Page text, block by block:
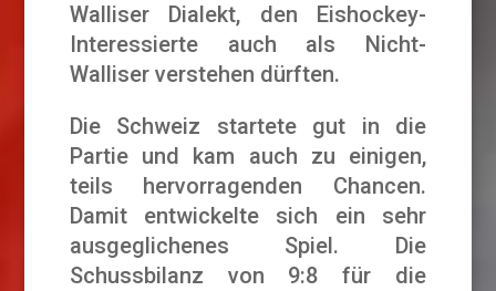
Walliser Dialekt, den Eishockey-
Interessierte auch als Nicht-
Walliser verstehen dürften.
Die Schweiz startete gut in die
Partie und kam auch zu einigen,
teils hervorragenden Chancen.
Damit entwickelte sich ein sehr
ausgeglichenes Spiel. Die
Schussbilanz von 9:8 für die